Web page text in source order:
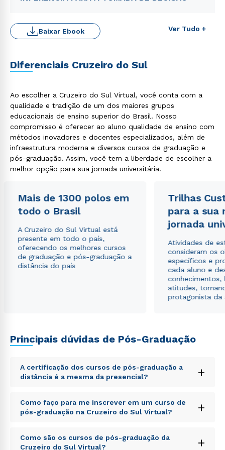
Ver Tudo +
Baixar Ebook
Diferenciais Cruzeiro do Sul
Ao escolher a Cruzeiro do Sul Virtual, você conta com a
qualidade e tradição de um dos maiores grupos
educacionais de ensino superior do Brasil. Nosso
compromisso é oferecer ao aluno qualidade de ensino com
métodos inovadores e docentes especializados, além de
infraestrutura moderna e diversos cursos de graduação e
pós-graduação. Assim, você tem a liberdade de escolher a
melhor opção para sua jornada universitária.
Mais de 1300 polos em
todo o Brasil
A Cruzeiro do Sul Virtual está
presente em todo o país,
oferecendo os melhores cursos
de graduação e pós-graduação a
distância do país
Trilhas
para a sua
jornada
Atividades de
consideram os
específicos e
cada aluno e
conhecimentos,
atitudes,
protagonista da
Principais dúvidas de Pós-Graduação
A certificação dos cursos de pós-graduação a
distância é a mesma da presencial?
+
Sed ut perspiciatis unde omnis iste natus error sit
voluptatem accusantium doloremque laudantium,
totam rem aperiam, eaque ipsa quae ab illo inventore
explicabo. Nemo enim ipsam voluptatem quia
voluptas sit aspernatur aut odit aut fugit, sed quia
Como faço para me inscrever em um curso de
pós-graduação na Cruzeiro do Sul Virtual?
+
Sed ut perspiciatis unde omnis iste natus error sit
voluptatem accusantium doloremque laudantium,
Como são os cursos de pós-graduação da
Cruzeiro do Sul Virtual?
+
Rápido e fácil
WhatsApp
ou
Estou de acordo com a Política de Privacidade.e
autorizo que meus dados sejam utilizados para o
envio de conteúdos da Cruzeiro do Sul.